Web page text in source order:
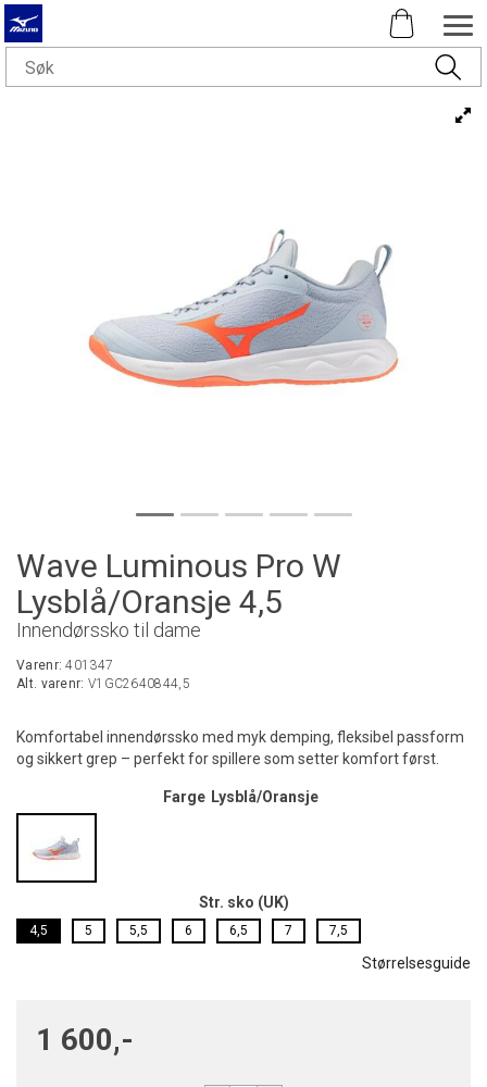
Wave Luminous Pro W
Lysblå/Oransje 4,5
Innendørssko til dame
Varenr:401347
Alt. varenr: V1GC2640844,5
Komfortabel innendørssko med myk demping, fleksibel passform
og sikkert grep – perfekt for spillere som setter komfort først.
Farge Lysblå/Oransje
Str. sko (UK)
4,5 5 5,5 6 6,5 7 7,5
Størrelsesguide
1 600,-